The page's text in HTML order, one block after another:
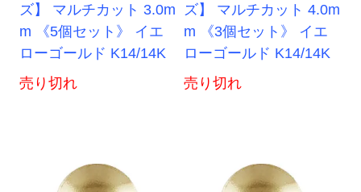
ズ】 マルチカット 3.0m
m 《5個セット》 イエ
ローゴールド K14/14K
売り切れ
ズ】 マルチカット 4.0m
m 《3個セット》 イエ
ローゴールド K14/14K
売り切れ